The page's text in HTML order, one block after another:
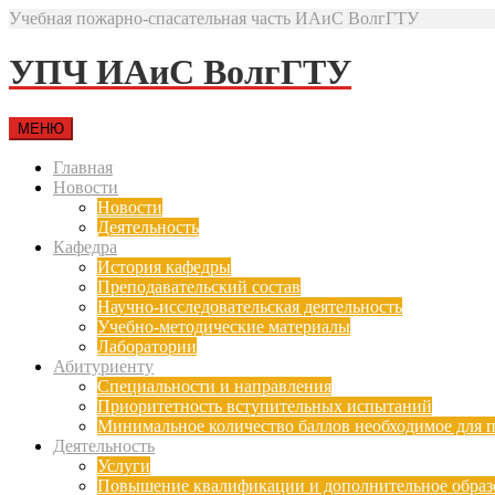
Учебная пожарно-спасательная часть ИАиС ВолгГТУ
УПЧ ИАиС ВолгГТУ
МЕНЮ
Главная
Новости
Новости
Деятельность
Кафедра
История кафедры
Преподавательский состав
Научно-исследовательская деятельность
Учебно-методические материалы
Лаборатории
Абитуриенту
Специальности и направления
Приоритетность вступительных испытаний
Минимальное количество баллов необходимое для
Деятельность
Услуги
Повышение квалификации и дополнительное